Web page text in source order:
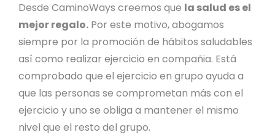
Desde CaminoWays creemos que la salud es el
mejor regalo. Por este motivo, abogamos
siempre por la promoción de hábitos saludables
así como realizar ejercicio en compañia. Está
comprobado que el ejercicio en grupo ayuda a
que las personas se comprometan más con el
ejercicio y uno se obliga a mantener el mismo
nivel que el resto del grupo.